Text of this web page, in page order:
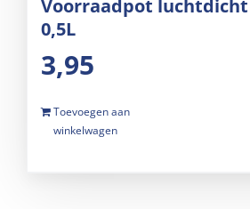
Voorraadpot
0,5L
3,95
Toevoegen aan
winkelwagen